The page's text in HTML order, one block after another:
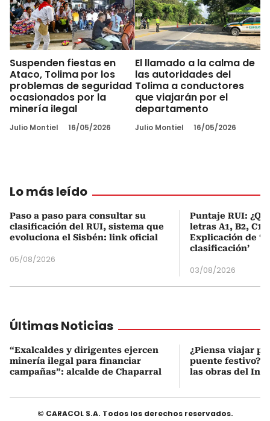
Suspenden fiestas en
Ataco, Tolima por los
problemas de seguridad
ocasionados por la
minería ilegal
Julio Montiel 16/05/2026
El llamado a la calma de
las autoridades del
Tolima a conductores
que viajarán por el
departamento
Julio Montiel 16/05/2026
Lo más leído
Paso a paso para consultar su
clasificación del RUI, sistema que
evoluciona el Sisbén: link oficial
05/08/2026
Puntaje RUI:
letras A1, B2, C1
Explicación de
clasificación’
03/08/2026
Últimas Noticias
“Exalcaldes y dirigentes ejercen
minería ilegal para financiar
campañas”: alcalde de Chaparral
¿Piensa viajar
puente festivo?
las obras del
© CARACOL S.A. Todos los derechos reservados.